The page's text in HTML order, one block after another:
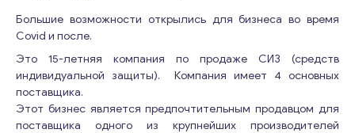
Большие возможности открылись для бизнеса во время
Covid и после.
Это 15-летняя компания по продаже СИЗ (средств
индивидуальной защиты). Компания имеет 4 основных
поставщика.
Этот бизнес является предпочтительным продавцом для
поставщика одного из крупнейших производителей